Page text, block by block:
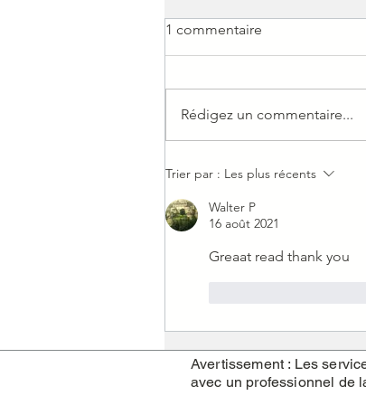
Doit-on être positif pour
1 commentaire
Rédigez un commentaire...
Trier par : Les plus récents
Walter P
16 août 2021
Greaat read thank you
Avertissement : Les
avec un professionnel de